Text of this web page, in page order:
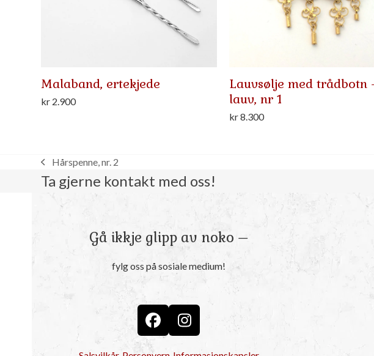
Malaband, ertekjede
kr 2.900
Lauvsølje med trådbotn
lauv, nr 1
kr8.300
previous
post:
Hårspenne, nr. 2
Ta gjerne kontakt med oss!
Gå ikkje glipp av noko –
fylg oss på sosiale medium!
FacebookInstagram